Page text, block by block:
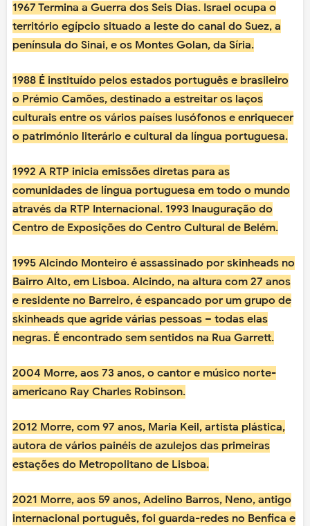
1967 Termina a Guerra dos Seis Dias. Israel ocupa o
território egípcio situado a leste do canal do Suez, a
península do Sinai, e os Montes Golan, da Síria.
1988 É instituído pelos estados português e brasileiro
o Prémio Camões, destinado a estreitar os laços
culturais entre os vários países lusófonos e enriquecer
o património literário e cultural da língua portuguesa.
1992 A RTP inicia emissões diretas para as
comunidades de língua portuguesa em todo o mundo
através da RTP Internacional. 1993 Inauguração do
Centro de Exposições do Centro Cultural de Belém.
1995 Alcindo Monteiro é assassinado por skinheads no
Bairro Alto, em Lisboa. Alcindo, na altura com 27 anos
e residente no Barreiro, é espancado por um grupo de
skinheads que agride várias pessoas – todas elas
negras. É encontrado sem sentidos na Rua Garrett.
2004 Morre, aos 73 anos, o cantor e músico norte-
americano Ray Charles Robinson.
2012 Morre, com 97 anos, Maria Keil, artista plástica,
autora de vários painéis de azulejos das primeiras
estações do Metropolitano de Lisboa.
2021 Morre, aos 59 anos, Adelino Barros, Neno, antigo
internacional português, foi guarda-redes no Benfica e